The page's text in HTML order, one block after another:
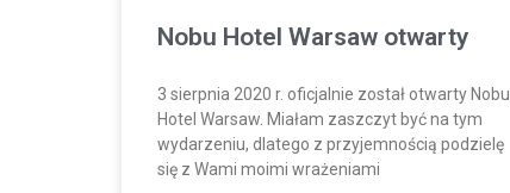
Nobu Hotel Warsaw otwarty
3 sierpnia 2020 r. oficjalnie został otwarty Nobu
Hotel Warsaw. Miałam zaszczyt być na tym
wydarzeniu, dlatego z przyjemnością podzielę
się z Wami moimi wrażeniami